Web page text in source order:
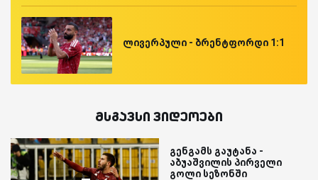
ლივერპული - ბრენტფორდი 1:1
მსგავსი ვიდეოები
გენგამს გაუტანა -
აბუაშვილის პირველი
გოლი სეზონში